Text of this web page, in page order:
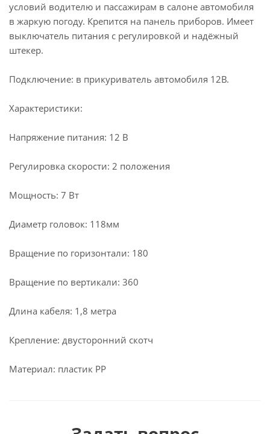
условий водителю и пассажирам в салоне автомобиля
в жаркую погоду. Крепится на панель приборов. Имеет
выключатель питания с регулировкой и надёжный
штекер.
Подключение: в прикуриватель автомобиля 12В.
Характеристики:
Напряжение питания: 12 В
Регулировка скорости: 2 положения
Мощность: 7 Вт
Диаметр головок: 118мм
Вращение по горизонтали: 180
Вращение по вертикали: 360
Длина кабеля: 1,8 метра
Крепление: двусторонний скотч
Материал: пластик PP